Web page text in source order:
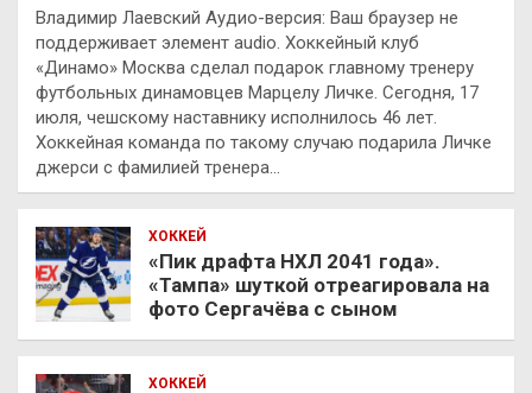
Владимир Лаевский Аудио-версия: Ваш браузер не
поддерживает элемент audio. Хоккейный клуб
«Динамо» Москва сделал подарок главному тренеру
футбольных динамовцев Марцелу Личке. Сегодня, 17
июля, чешскому наставнику исполнилось 46 лет.
Хоккейная команда по такому случаю подарила Личке
джерси с фамилией тренера…
ХОККЕЙ
«Пик драфта НХЛ 2041 года».
«Тампа» шуткой отреагировала на
фото Сергачёва с сыном
ХОККЕЙ